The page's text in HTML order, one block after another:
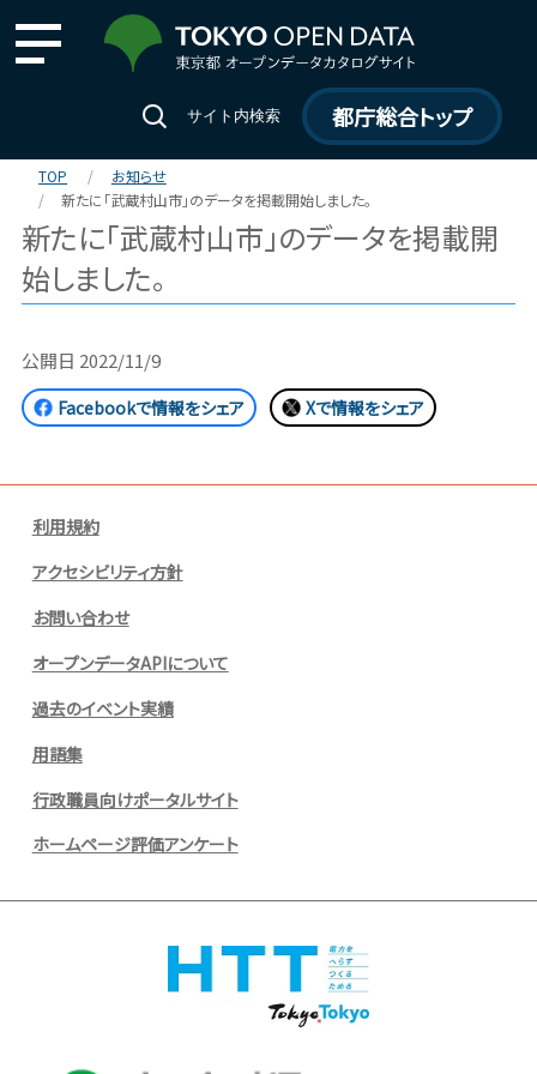
サイト内検索 都庁総合トップ
TOP
お知らせ
新たに「武蔵村山市」のデータを掲載開始しました。
新たに「武蔵村山市」のデータを掲載開
始しました。
公開日 2022/11/9
Facebookで情報をシェア Xで情報をシェア
利用規約
アクセシビリティ方針
お問い合わせ
オープンデータAPIについて
過去のイベント実績
用語集
行政職員向けポータルサイト
ホームページ評価アンケート